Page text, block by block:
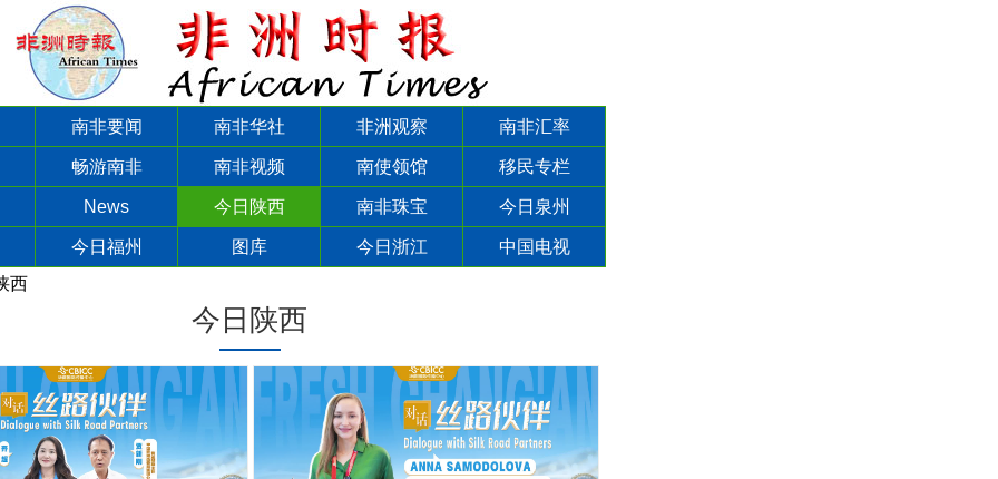
南非要闻 南非华社 非洲观察 南非汇率
畅游南非 南非视频 南使领馆 移民专栏
News 今日陕西 南非珠宝 今日泉州
今日福州 图库 今日浙江
中国电视
西
今日陕西